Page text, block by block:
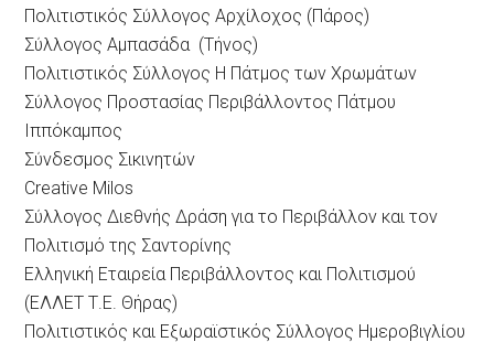
Πολιτιστικός Σύλλογος Αρχίλοχος (Πάρος)
Σύλλογος Αμπασάδα (Τήνος)
Πολιτιστικός Σύλλογος Η Πάτμος των Χρωμάτων
Σύλλογος Προστασίας Περιβάλλοντος Πάτμου
Ιππόκαμπος
Σύνδεσμος Σικινητών
Creative Milos
Σύλλογος Διεθνής Δράση για το Περιβάλλον και τον
Πολιτισμό της Σαντορίνης
Ελληνική Εταιρεία Περιβάλλοντος και Πολιτισμού
(ΕΛΛΕΤ Τ.Ε. Θήρας)
Πολιτιστικός και Εξωραϊστικός Σύλλογος Ημεροβιγλίου